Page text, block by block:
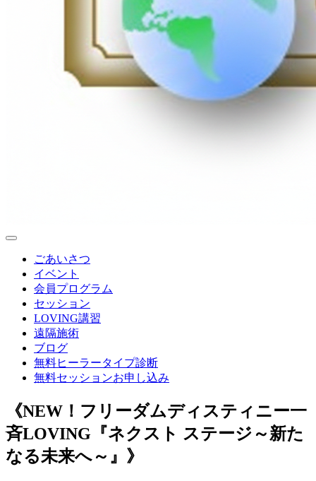
ごあいさつ
イベント
会員プログラム
セッション
LOVING講習
遠隔施術
ブログ
無料ヒーラータイプ診断
無料セッションお申し込み
《NEW！フリーダムディスティニー一
斉LOVING『ネクスト ステージ～新た
なる未来へ～』》